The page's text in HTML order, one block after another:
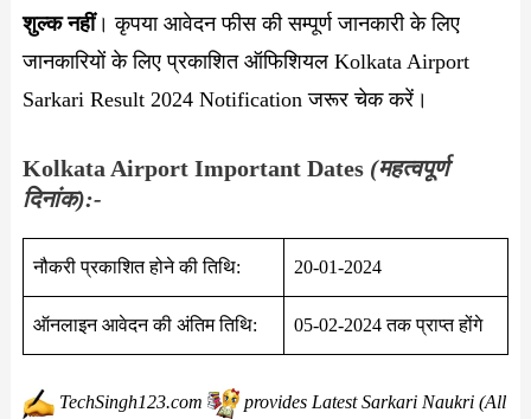
शुल्क नहीं। कृपया आवेदन फीस की सम्पूर्ण जानकारी के लिए
जानकारियों के लिए प्रकाशित ऑफिशियल Kolkata Airport
Sarkari Result 2024 Notification जरूर चेक करें।
Kolkata Airport Important Dates (महत्वपूर्ण
दिनांक):-
नौकरी प्रकाशित होने की तिथि: 20-01-2024
ऑनलाइन आवेदन की अंतिम तिथि: 05-02-2024 तक प्राप्त होंगे
TechSingh123.com provides Latest Sarkari Naukri (All